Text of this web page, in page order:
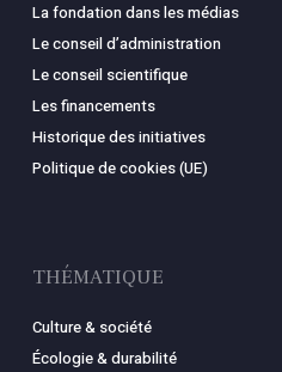
La fondation dans les médias
Le conseil d’administration
Le conseil scientifique
Les financements
Historique des initiatives
Politique de cookies (UE)
THÉMATIQUE
Culture & société
Écologie & durabilité